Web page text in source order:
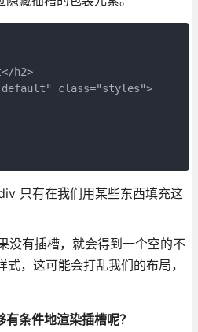
h2>
class="styles">
只有在我们用某些东西填充这
没有插槽，就会得到一个空的不
，这可能会打乱我们的布局，
条件地渲染插槽呢？